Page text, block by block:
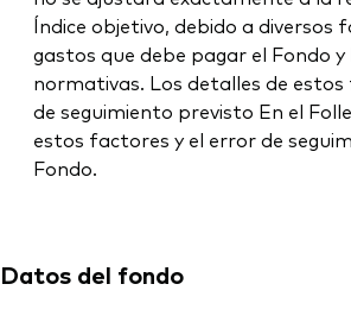
Índice objetivo, debido a diversos
gastos que debe pagar el Fondo
normativas. Los detalles de
de seguimiento previsto En el
estos factores y el error de
Fondo.
Datos del fondo